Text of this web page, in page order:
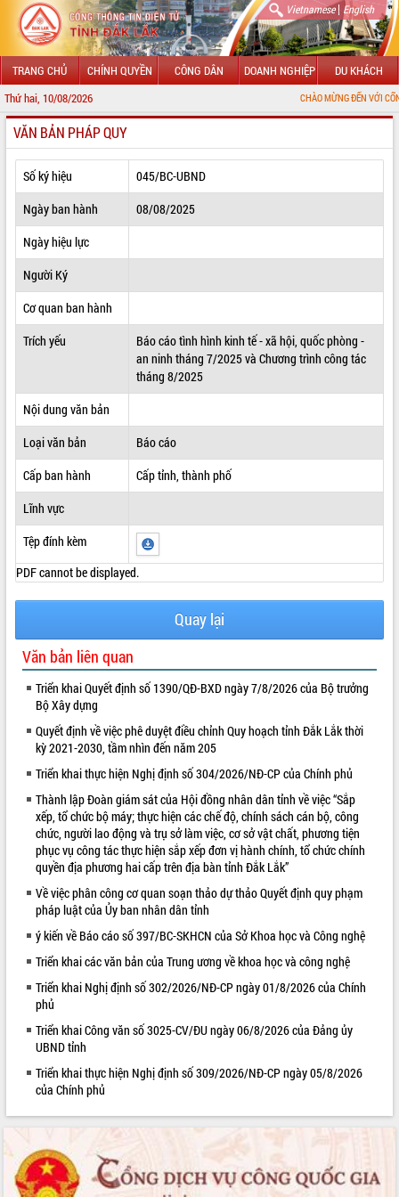
Vietnamese| English
TRANG CHỦ CHÍNH QUYỀN CÔNG DÂN DOANH NGHIỆP DU KHÁCH
Thứ hai, 10/08/2026 CHÀO MỪNG ĐẾN VỚI CỔNG THÔNG
GIỚI THIỆU
LÃNH ĐẠO UBND TỈNH
TIN TỨC SỰ KIỆN
SỞ, BAN, NGÀNH
UBND CÁC XÃ, PHƯỜNG
THÔNG TIN CHỈ ĐẠO ĐIỀU HÀNH
HỆ THỐNG VĂN BẢN
ĐIỂM TIN VĂN BẢN
QUY HOẠCH - KẾ HOẠCH
VIDEO
Trailer Lễ hội Sầu riêng Đắk Lắk năm
2026
Khám bệnh, cấp phát thuốc miễn phí
và tặng quà người dân xã Cư Pui
Hội nghị UBND tỉnh Đắk Lắk thường kỳ
tháng 7/2026
Lễ truy tặng danh hiệu “Bà Mẹ Việt
Nam Anh hùng” và trao Huân chương
Lao động
UBND tỉnh Đắk Lắk triển khai nhiệm
VĂN BẢN PHÁP QUY
Số ký hiệu
045/BC-UBND
Ngày ban hành
08/08/2025
Ngày hiệu lực
Người Ký
Cơ quan ban hành
Trích yếu
Báo cáo tình hình kinh tế - xã hội, quốc phòng -
an ninh tháng 7/2025 và Chương trình công tác
tháng 8/2025
Nội dung văn bản
Loại văn bản
Báo cáo
Cấp ban hành
Cấp tỉnh, thành phố
Lĩnh vực
Tệp đính kèm
PDF cannot be displayed.
Quay lại
Văn bản liên quan
Triển khai Quyết định số 1390/QĐ-BXD ngày 7/8/2026 của Bộ trưởng
Bộ Xây dựng
Quyết định về việc phê duyệt điều chỉnh Quy hoạch tỉnh Đắk Lắk thời
kỳ 2021-2030, tầm nhìn đến năm 205
Triển khai thực hiện Nghị định số 304/2026/NĐ-CP của Chính phủ
Thành lập Đoàn giám sát của Hội đồng nhân dân tỉnh về việc “Sắp
xếp, tổ chức bộ máy; thực hiện các chế độ, chính sách cán bộ, công
chức, người lao động và trụ sở làm việc, cơ sở vật chất, phương tiện
phục vụ công tác thực hiện sắp xếp đơn vị hành chính, tổ chức chính
quyền địa phương hai cấp trên địa bàn tỉnh Đắk Lắk”
Về việc phân công cơ quan soạn thảo dự thảo Quyết định quy phạm
pháp luật của Ủy ban nhân dân tỉnh
ý kiến về Báo cáo số 397/BC-SKHCN của Sở Khoa học và Công nghệ
Triển khai các văn bản của Trung ương về khoa học và công nghệ
Triển khai Nghị định số 302/2026/NĐ-CP ngày 01/8/2026 của Chính
phủ
Triển khai Công văn số 3025-CV/ĐU ngày 06/8/2026 của Đảng ủy
UBND tỉnh
Triển khai thực hiện Nghị định số 309/2026/NĐ-CP ngày 05/8/2026
của Chính phủ